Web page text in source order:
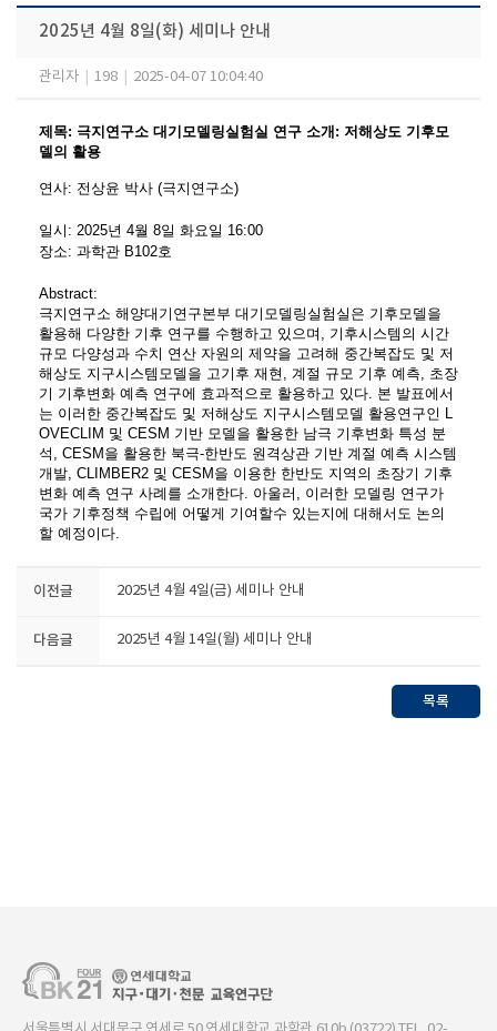
2025년 4월 8일(화) 세미나 안내
관리자 198 2025-04-07 10:04:40
제목: 극지연구소 대기모델링실험실 연구 소개: 저해상도 기후모
델의 활용
연사: 전상윤 박사 (극지연구소)
일시 : 2025년 4월 8일 화요일 16:00
장소: 과학관 B102호
Abstract:
극지연구소 해양대기연구본부 대기모델링실험실은 기후모델을
활용해 다양한 기후 연구를 수행하고 있으며, 기후시스템의 시간
규모 다양성과 수치 연산 자원의 제약을 고려해 중간복잡도 및 저
해상도 지구시스템모델을 고기후 재현, 계절 규모 기후 예측, 초장
기 기후변화 예측 연구에 효과적으로 활용하고 있다. 본 발표에서
는 이러한 중간복잡도 및 저해상도 지구시스템모델 활용연구인 L
OVECLIM 및 CESM 기반 모델을 활용한 남극 기후변화 특성 분
석, CESM을 활용한 북극-한반도 원격상관 기반 계절 예측 시스템
개발, CLIMBER2 및 CESM을 이용한 한반도 지역의 초장기 기후
변화 예측 연구 사례를 소개한다. 아울러, 이러한 모델링 연구가
국가 기후정책 수립에 어떻게 기여할수 있는지에 대해서도 논의
할 예정이다.
이전글 2025년 4월 4일(금) 세미나 안내
다음글 2025년 4월 14일(월) 세미나 안내
목록